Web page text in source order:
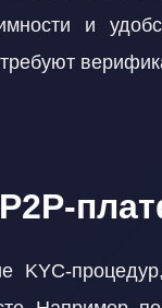
и
KYC-